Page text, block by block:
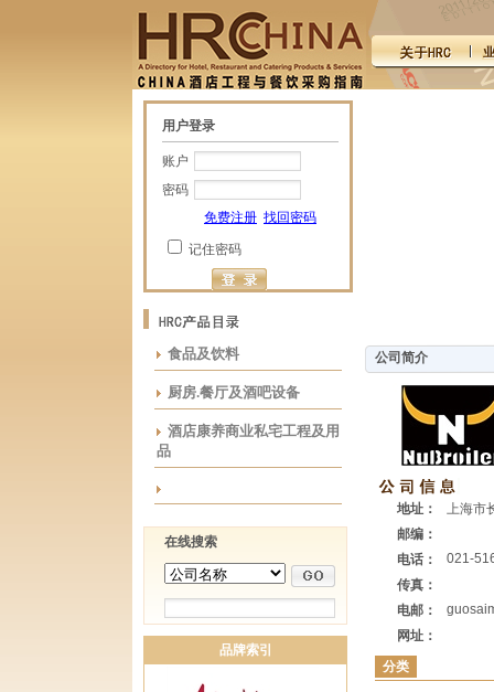
用户登录
账户
密码
免费注册 找回密码
记住密码
食品及饮料
厨房.餐厅及酒吧设备
酒店康养商业私宅工程及用
品
在线搜索
品牌索引
公司简介
地址：
上海市
邮编：
电话：
021-
传真：
电邮：
网址：
分类